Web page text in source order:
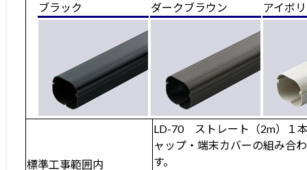
ブラック
ダークブラウン アイボ
標準工事範囲内
LD-70 ストレート（2m）１
ャップ・端末カバーの組み合
す。